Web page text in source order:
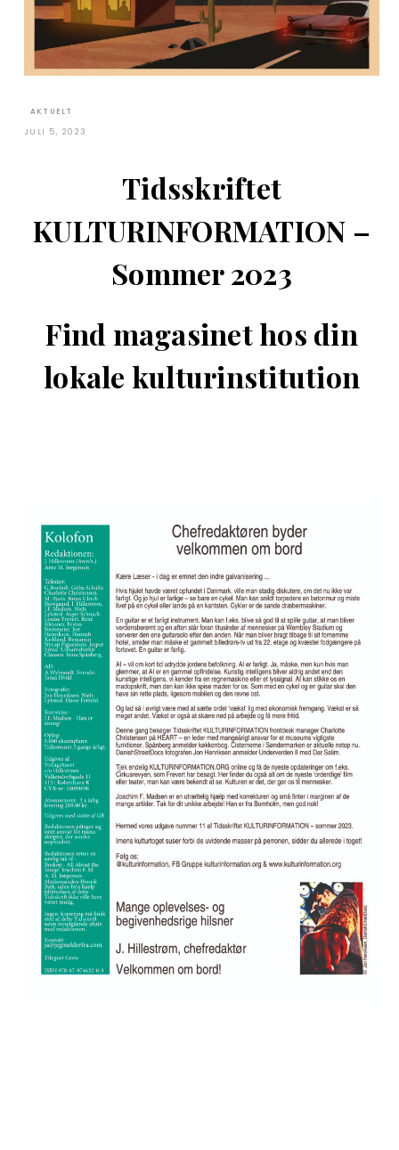
AKTUELT
JULI 5, 2023
Tidsskriftet
KULTURINFORMATION –
Sommer 2023
Find magasinet hos din
lokale kulturinstitution